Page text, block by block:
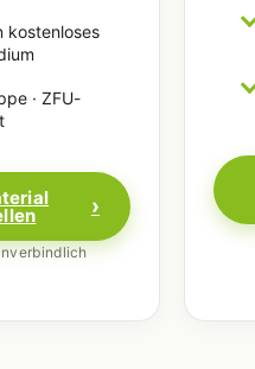
kostenloses
· ZFU-